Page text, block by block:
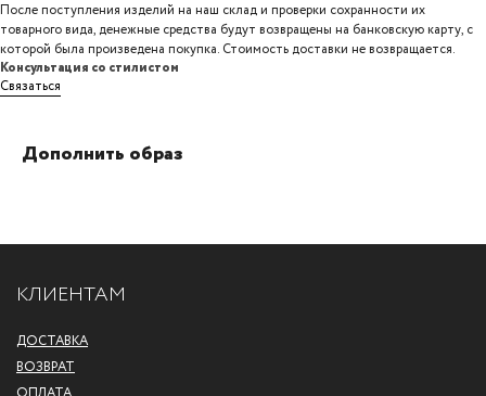
После поступления изделий на наш склад и проверки сохранности их
товарного вида, денежные средства будут возвращены на банковскую карту, с
которой была произведена покупка. Стоимость доставки не возвращается.
Консультация со стилистом
Связаться
Дополнить образ
КЛИЕНТАМ
ДОСТАВКА
ВОЗВРАТ